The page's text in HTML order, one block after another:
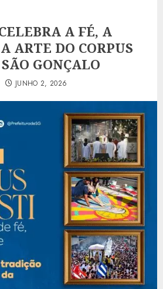
A FÉ, A
ARTE DO CORPUS
GONÇALO
JUNHO 2, 2026